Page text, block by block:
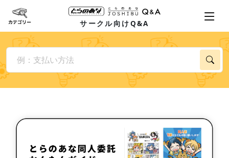
サークル向けQ&A